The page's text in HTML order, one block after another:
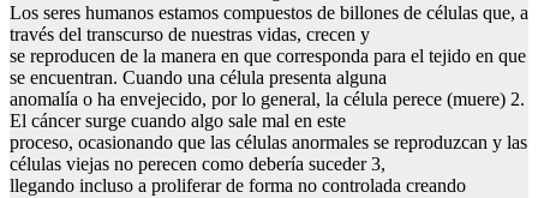
Los seres humanos estamos compuestos de billones de células que, a
través del transcurso de nuestras vidas, crecen y
se reproducen de la manera en que corresponda para el tejido en que
se encuentran. Cuando una célula presenta alguna
anomalía o ha envejecido, por lo general, la célula perece (muere) 2.
El cáncer surge cuando algo sale mal en este
proceso, ocasionando que las células anormales se reproduzcan y las
células viejas no perecen como debería suceder 3,
llegando incluso a proliferar de forma no controlada creando